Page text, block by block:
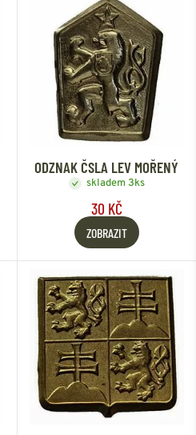
ODZNAK ČSLA LEV MOŘENÝ
skladem 3ks
30 KČ
ZOBRAZIT